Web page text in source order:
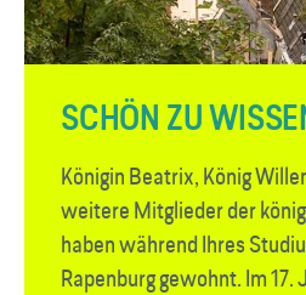
SCHÖN ZU
Königin Beatrix, König
weitere Mitglieder der
haben während Ihres
Rapenburg gewohnt. Im